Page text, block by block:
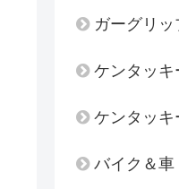
ガーグリッ
ケンタッキ
ケンタッキ
バイク＆車